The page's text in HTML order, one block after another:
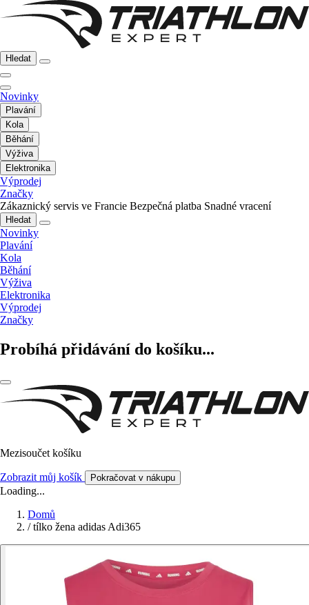
Hledat
Novinky
Plavání
Kola
Běhání
Výživa
Elektronika
Výprodej
Značky
Zákaznický servis ve Francie Bezpečná platba Snadné vracení
Hledat
Novinky
Plavání
Kola
Běhání
Výživa
Elektronika
Výprodej
Značky
Probíhá přidávání do košíku...
Mezisoučet košíku
Zobrazit můj košík Pokračovat v nákupu
Loading...
Domů
/ tílko žena adidas Adi365